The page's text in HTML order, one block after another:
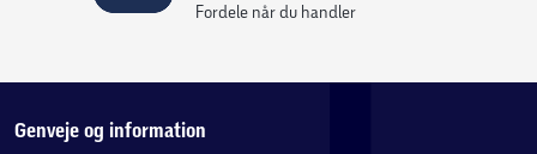
Fordele når du handler
Genveje og information